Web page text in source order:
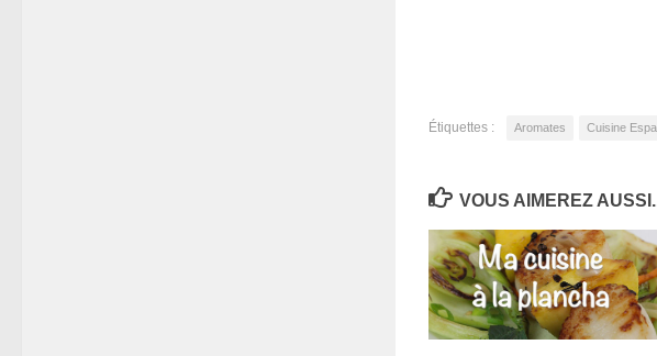
Étiquettes : Aromates Cuisine
VOUS AIMEREZ